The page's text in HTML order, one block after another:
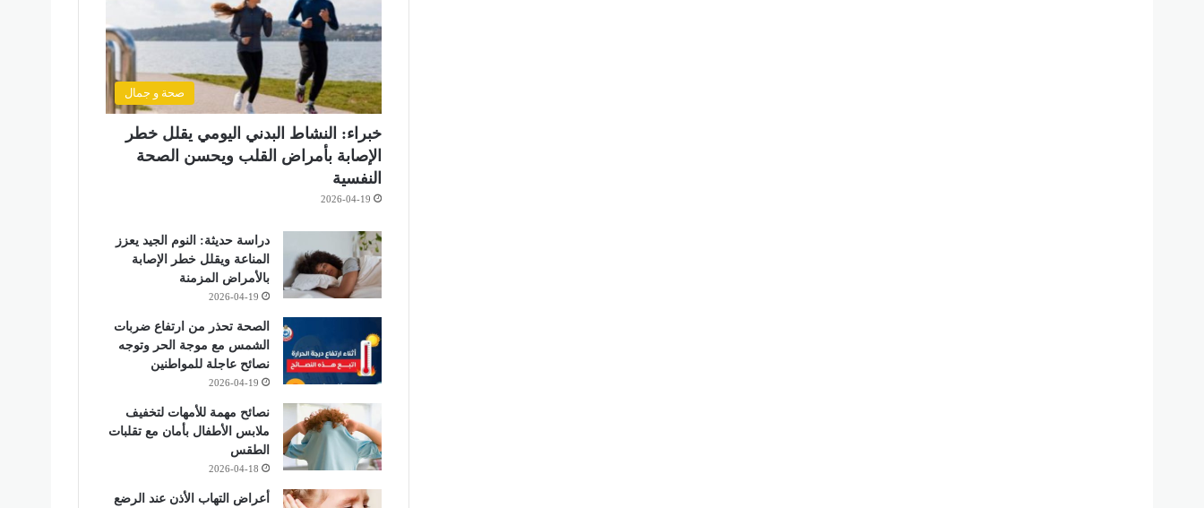
صحة و جمال
خبراء: النشاط البدني اليومي يقلل خطر
الإصابة بأمراض القلب ويحسن الصحة
النفسية
2026-04-19
دراسة حديثة: النوم الجيد يعزز
المناعة ويقلل خطر الإصابة
بالأمراض المزمنة
2026-04-19
الصحة تحذر من ارتفاع ضربات
الشمس مع موجة الحر وتوجه
نصائح عاجلة للمواطنين
2026-04-19
نصائح مهمة للأمهات لتخفيف
ملابس الأطفال بأمان مع تقلبات
الطقس
2026-04-18
أعراض التهاب الأذن عند الرضع